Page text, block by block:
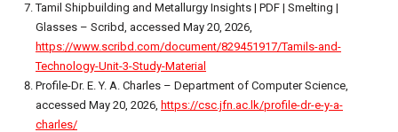
Tamil Shipbuilding and Metallurgy Insights | PDF | Smelting |
Glasses – Scribd, accessed May 20, 2026,
https://www.scribd.com/document/829451917/Tamils-and-
Technology-Unit-3-Study-Material
Profile-Dr. E. Y. A. Charles – Department of Computer Science,
accessed May 20, 2026, https://csc.jfn.ac.lk/profile-dr-e-y-a-
charles/